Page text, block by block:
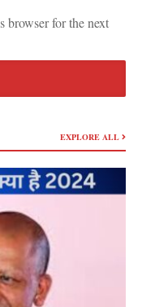
browser for the next
EXPLORE ALL